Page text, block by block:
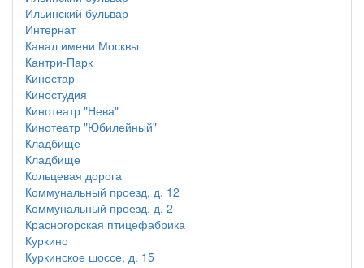
Ильинский бульвар
Интернат
Канал имени Москвы
Кантри-Парк
Киностар
Киностудия
Кинотеатр "Нева"
Кинотеатр "Юбилейный"
Кладбище
Кладбище
Кольцевая дорога
Коммунальный проезд, д. 12
Коммунальный проезд, д. 2
Красногорская птицефабрика
Куркино
Куркинское шоссе, д. 15